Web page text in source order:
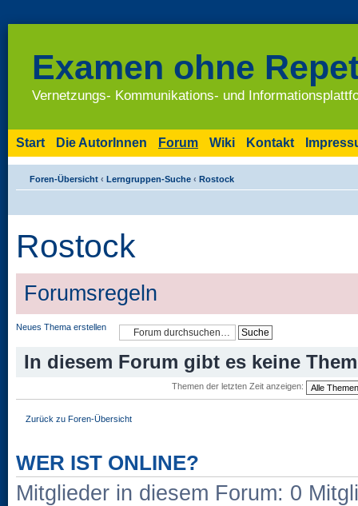
Examen ohne
Vernetzungs- Kommunikations- und
Start Die AutorInnen Forum Wiki Kontakt
Foren-Übersicht ‹ Lerngruppen-Suche ‹ Rostock
Rostock
Forumsregeln
Neues Thema erstellen
In diesem Forum gibt es keine
Themen der letzten Zeit anzeigen:
Zurück zu Foren-Übersicht
WER IST ONLINE?
Mitglieder in diesem Forum: 0